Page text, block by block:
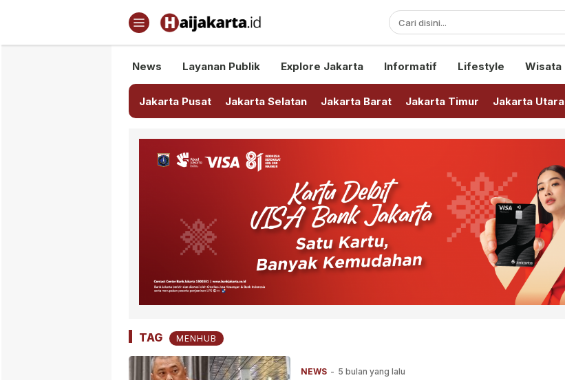
Haijakarta.id
Semua Tentang Jakarta Ada Disini!
News Layanan Publik Explore Jakarta Informatif Lifestyle Wisata
Jakarta Pusat Jakarta Selatan Jakarta Barat Jakarta Timur Jakarta Utara
TAG MENHUB
NEWS - 5 bulan yang lalu